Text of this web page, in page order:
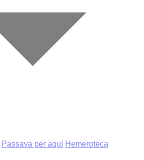
Passava per aquí Hemeroteca